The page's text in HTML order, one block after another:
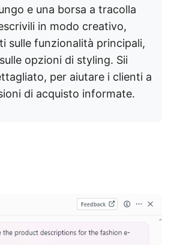
e una borsa a tracolla
in modo creativo,
sulle funzionalità principali,
opzioni di styling. Sii
per aiutare i clienti a
di acquisto informate.